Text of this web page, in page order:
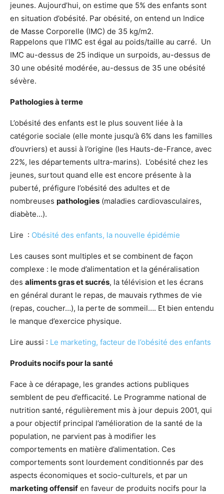
jeunes. Aujourd’hui, on estime que 5% des enfants sont
en situation d’obésité. Par obésité, on entend un Indice
de Masse Corporelle (IMC) de 35 kg/m2.
Rappelons que l’IMC est égal au poids/taille au carré. Un
IMC au-dessus de 25 indique un surpoids, au-dessus de
30 une obésité modérée, au-dessus de 35 une obésité
sévère.
Pathologies à terme
L’obésité des enfants est le plus souvent liée à la
catégorie sociale (elle monte jusqu’à 6% dans les familles
d’ouvriers) et aussi à l’origine (les Hauts-de-France, avec
22%, les départements ultra-marins). L’obésité chez les
jeunes, surtout quand elle est encore présente à la
puberté, préfigure l’obésité des adultes et de
nombreuses pathologies (maladies cardiovasculaires,
diabète…).
Lire : Obésité des enfants, la nouvelle épidémie
Les causes sont multiples et se combinent de façon
complexe : le mode d’alimentation et la généralisation
des aliments gras et sucrés, la télévision et les écrans
en général durant le repas, de mauvais rythmes de vie
(repas, coucher…), la perte de sommeil…. Et bien entendu
le manque d’exercice physique.
Lire aussi : Le marketing, facteur de l’obésité des enfants
Produits nocifs pour la santé
Face à ce dérapage, les grandes actions publiques
semblent de peu d’efficacité. Le Programme national de
nutrition santé, régulièrement mis à jour depuis 2001, qui
a pour objectif principal l’amélioration de la santé de la
population, ne parvient pas à modifier les
comportements en matière d’alimentation. Ces
comportements sont lourdement conditionnés par des
aspects économiques et socio-culturels, et par un
marketing offensif en faveur de produits nocifs pour la